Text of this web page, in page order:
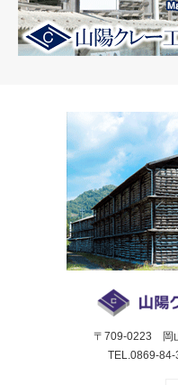
〒709-0223 岡
TEL.0869-